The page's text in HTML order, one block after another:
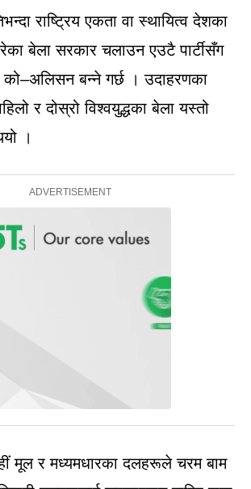
राष्ट्रिय एकता वा स्थायित्व देशका
बेला सरकार चलाउन एउटै पार्टीसँग
को–अलिसन बन्ने गर्छ । उदाहरणका
र दोस्रो विश्वयुद्धका बेला यस्तो
।
मूल र मध्यमधारका दलहरूले चरम बाम